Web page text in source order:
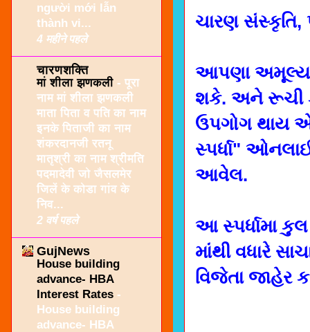
ચારણ સંસ્કૃતિ,
આપણા અમૂલ્ય
શકે. અને રૂચી
ઉપગોગ થાય એ
સ્પર્ધા"
આવેલ.
આ સ્પર્ધામા કુલ
માંથી વધારે
વિજેતા જાહેર
người mới lẫn
thành vi...
4 महीने पहले
चारणशक्ति
मां शीला झणकली - पूरा
नाम मां शीला झणकली
माता पिता व पति का नाम
इनके पिताजी का नाम
शंकरदानजी रतनू
मातृश्री का नाम श्रीमति
पदमादेवी जो जैसलमेर
जिलें के कोडा गांव के
निव...
2 वर्ष पहले
GujNews
House building
advance- HBA
Interest Rates -
House building
advance- HBA